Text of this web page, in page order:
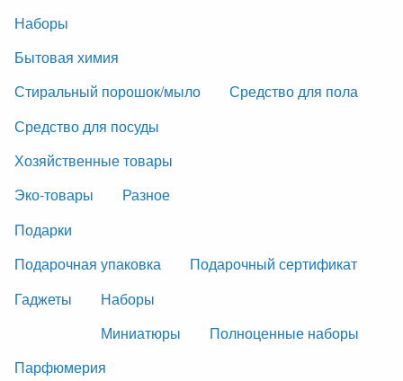
Наборы
Бытовая химия
Стиральный порошок/мыло
Средство для пола
Средство для посуды
Хозяйственные товары
Эко-товары
Разное
Подарки
Подарочная упаковка
Подарочный сертификат
Гаджеты
Наборы
Миниатюры
Полноценные наборы
Парфюмерия